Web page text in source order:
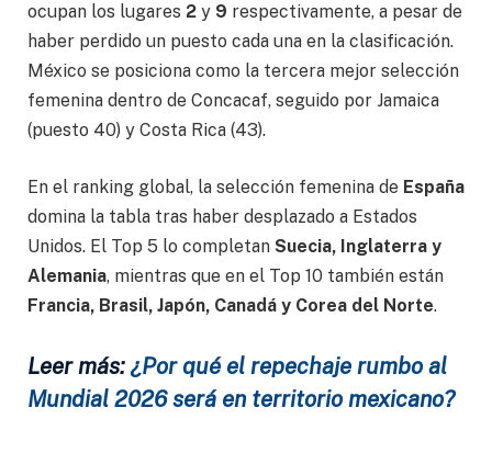
ocupan los lugares 2 y 9 respectivamente, a pesar de
haber perdido un puesto cada una en la clasificación.
México se posiciona como la tercera mejor selección
femenina dentro de Concacaf, seguido por Jamaica
(puesto 40) y Costa Rica (43).
En el ranking global, la selección femenina de España
domina la tabla tras haber desplazado a Estados
Unidos. El Top 5 lo completan Suecia, Inglaterra y
Alemania, mientras que en el Top 10 también están
Francia, Brasil, Japón, Canadá y Corea del Norte.
Leer más: ¿Por qué el repechaje rumbo al
Mundial 2026 será en territorio mexicano?